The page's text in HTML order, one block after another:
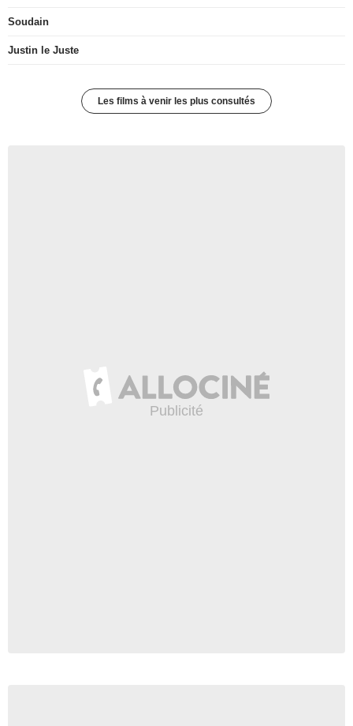
Soudain
Justin le Juste
Les films à venir les plus consultés